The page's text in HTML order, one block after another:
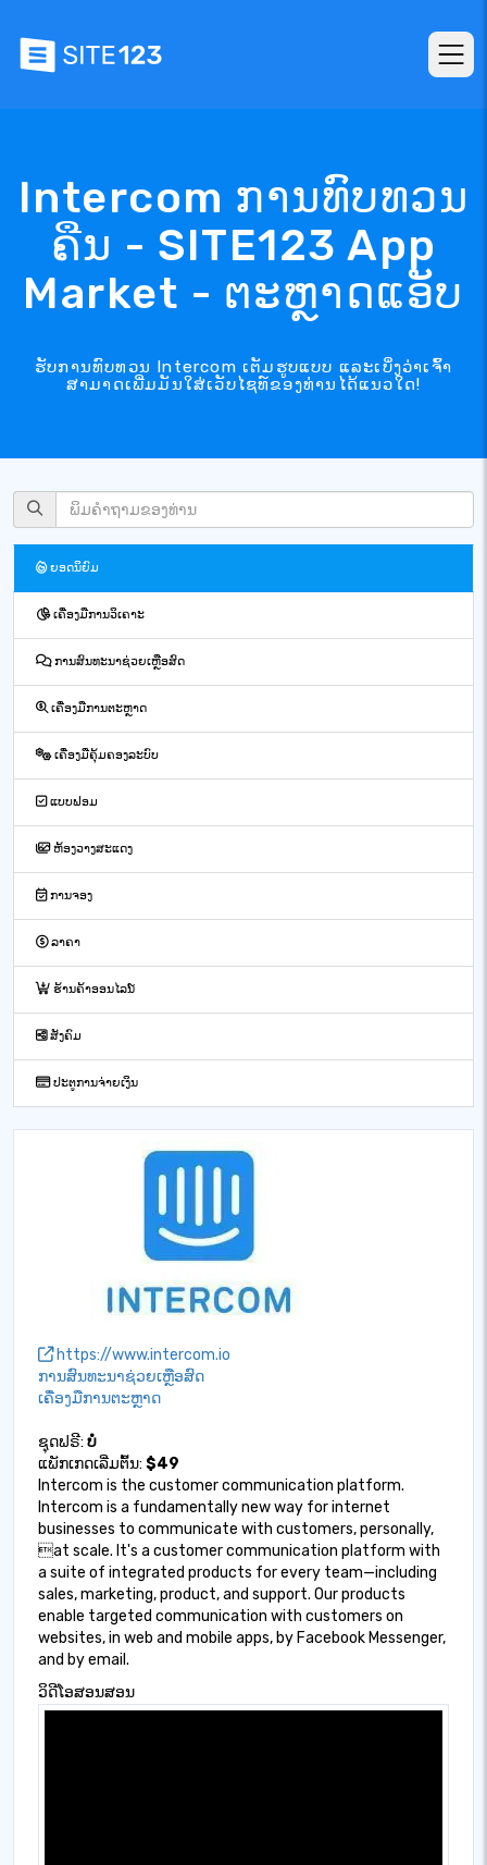
Intercom ການທົບທວນ
ຄືນ - SITE123 App
Market - ຕະຫຼາດແອັບ
ຮັບການທົບທວນ Intercom ເຕັມຮູບແບບ ແລະເບິ່ງວ່າເຈົ້າ
ສາມາດເພີ່ມມັນໃສ່ເວັບໄຊທ໌ຂອງທ່ານໄດ້ແນວໃດ!
ຍອດນິຍົມ
ເຄື່ອງມືການວິເຄາະ
ການສົນທະນາຊ່ວຍເຫຼືອສົດ
ເຄື່ອງມືການຕະຫຼາດ
ເຄື່ອງມືຄຸ້ມຄອງລະບົບ
ແບບຟອມ
ຫ້ອງວາງສະແດງ
ການຈອງ
ລາຄາ
ຮ້ານຄ້າອອນໄລນ໌
ສັງຄົມ
ປະຕູການຈ່າຍເງິນ
https://www.intercom.io
ການສົນທະນາຊ່ວຍເຫຼືອສົດ
ເຄື່ອງມືການຕະຫຼາດ
ຊຸດຟຣີ: ບໍ່
ແພັກເກດເລີ່ມຕົ້ນ: $49
Intercom is the customer communication platform.
Intercom is a fundamentally new way for internet
businesses to communicate with customers, personally,
at scale. It's a customer communication platform with
a suite of integrated products for every team—including
sales, marketing, product, and support. Our products
enable targeted communication with customers on
websites, in web and mobile apps, by Facebook Messenger,
and by email.
ວິດີໂອສອນສອນ